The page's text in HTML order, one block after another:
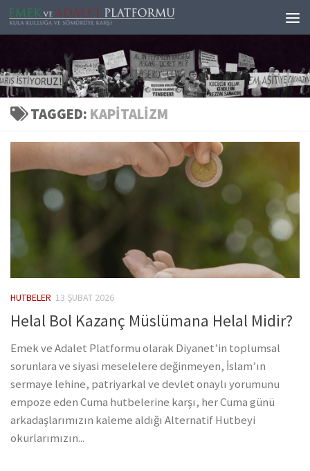
Skip to content
TAGGED: KAPITALIZM
HUTBELER 13 ŞUBAT 2026
Helal Bol Kazanç Müslümana Helal Midir?
Emek ve Adalet Platformu olarak Diyanet’in toplumsal
sorunlara ve siyasi meselelere değinmeyen, İslam’ın
sermaye lehine, patriyarkal ve devlet onaylı yorumunu
empoze eden Cuma hutbelerine karşı, her Cuma günü
arkadaşlarımızın kaleme aldığı Alternatif Hutbeyi
okurlarımızın...